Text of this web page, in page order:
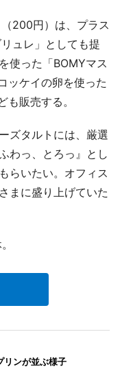
200円）は、プラス
ュレ」としても提
使った「BOMYマス
ッケイの卵を使った
販売する。
ズタルトには、厳選
わっ、とろっ』とし
らいたい。オフィス
まに盛り上げていた
リンが並ぶ様子